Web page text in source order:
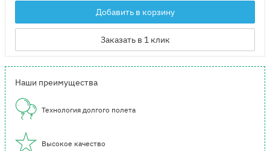
Добавить в корзину
Заказать в 1 клик
Наши преимущества
Технология долгого полета
Высокое качество